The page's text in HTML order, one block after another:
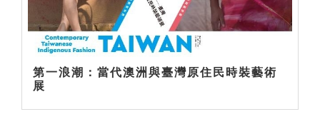
第一浪潮：當代澳洲與臺灣原住民時裝藝術
展